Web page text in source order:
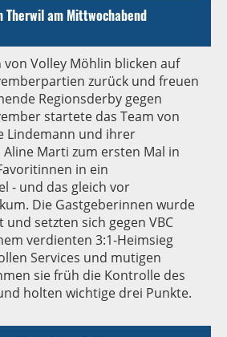
Therwil am Mittwochabend
von Volley Möhlin blicken auf
zurück und freuen
Regionsderby gegen
startete das Team von
Lindemann und ihrer
Marti zum ersten Mal in
in ein
- und das gleich vor
Die Gastgeberinnen wurde
setzten sich gegen VBC
verdienten 3:1-Heimsieg
Services und mutigen
sie früh die Kontrolle des
holten wichtige drei Punkte.